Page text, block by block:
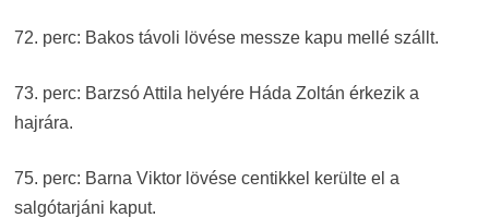
72. perc: Bakos távoli lövése messze kapu mellé szállt.
73. perc: Barzsó Attila helyére Háda Zoltán érkezik a
hajrára.
75. perc: Barna Viktor lövése centikkel kerülte el a
salgótarjáni kaput.